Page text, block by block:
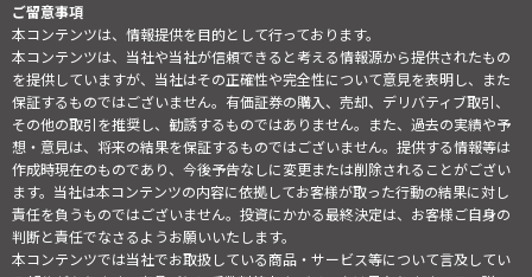
ご留意事項
本コンテンツは、情報提供を目的として行っております。
本コンテンツは、当社や当社が信頼できると考える情報源から提供されたもの
を提供していますが、当社はその正確性や完全性について意見を表明し、また
保証するものではございません。有価証券の購入、売却、デリバティブ取引、
その他の取引を推奨し、勧誘するものではありません。また、過去の実績や予
想・意見は、将来の結果を保証するものではございません。提供する情報等は
作成時現在のものであり、今後予告なしに変更または削除されることがござい
ます。当社は本コンテンツの内容に依拠してお客様が取った行動の結果に対し
責任を負うものではございません。投資にかかる最終決定は、お客様ご自身の
判断と責任でなさるようお願いいたします。
本コンテンツでは当社でお取扱している商品・サービス等について言及してい